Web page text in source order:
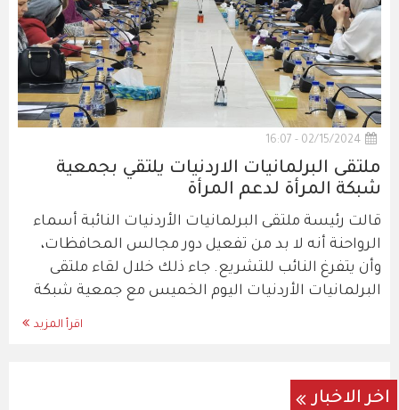
02/15/2024 - 16:07
ملتقى البرلمانيات الاردنيات يلتقي بجمعية
شبكة المرأة لدعم المرأة
قالت رئيسة ملتقى البرلمانيات الأردنيات النائبة أسماء
الرواحنة أنه لا بد من تفعيل دور مجالس المحافظات،
وأن يتفرغ النائب للتشريع. جاء ذلك خلال لقاء ملتقى
البرلمانيات الأردنيات اليوم الخميس مع جمعية شبكة
اقرأ المزيد
اخر الاخبار